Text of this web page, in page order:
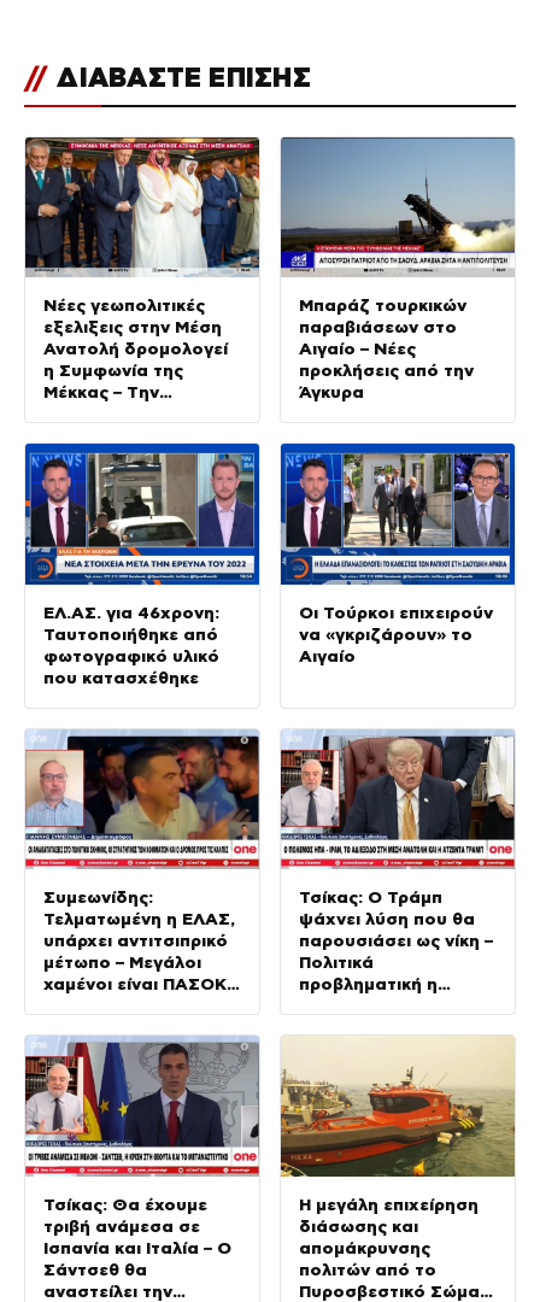
// ΔΙΑΒΑΣΤΕ ΕΠΙΣΗΣ
Νέες γεωπολιτικές
εξελιξεις στην Μέση
Ανατολή δρομολογεί
η Συμφωνία της
Μέκκας – Tην
Τουρκία και το
Πακιστάν
Μπαράζ τουρκικών
παραβιάσεων στο
Αιγαίο – Νέες
προκλήσεις από την
Άγκυρα
ΕΛ.ΑΣ. για 46χρονη:
Ταυτοποιήθηκε από
φωτογραφικό υλικό
που κατασχέθηκε
Οι Τούρκοι επιχειρούν
να «γκριζάρουν» το
Αιγαίο
Συμεωνίδης:
Τελματωμένη η ΕΛΑΣ,
υπάρχει αντιτσιπρικό
μέτωπο – Μεγάλοι
χαμένοι είναι ΠΑΣΟΚ
Τσίκας: Ο Τράμπ
ψάχνει λύση που θα
παρουσιάσει ως νίκη –
Πολιτικά
προβληματική η
Τσίκας: Θα έχουμε
τριβή ανάμεσα σε
Ισπανία και Ιταλία – Ο
Σάντσεθ θα
αναστείλει την
Η μεγάλη επιχείρηση
διάσωσης και
απομάκρυνσης
πολιτών από το
Πυροσβεστικό Σώμα